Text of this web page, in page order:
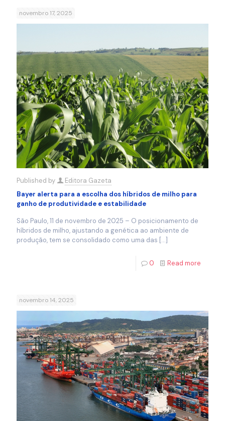
novembro 17, 2025
Published by
Editora Gazeta
Bayer alerta para a escolha dos híbridos de milho para
ganho de produtividade e estabilidade
São Paulo, 11 de novembro de 2025 – O posicionamento de
híbridos de milho, ajustando a genética ao ambiente de
produção, tem se consolidado como uma das […]
0 Read more
novembro 14, 2025